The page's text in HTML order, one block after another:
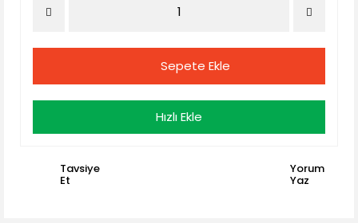
Sepete Ekle
Hızlı Ekle
Tavsiye
Et
Yorum
Yaz